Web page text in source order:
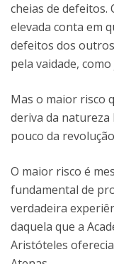
cheias de defeitos.
elevada conta em
defeitos dos
pela vaidade,
Mas o maior risco
deriva da natureza
pouco da
O maior risco é
fundamental de
verdadeira
daquela que a
Aristóteles